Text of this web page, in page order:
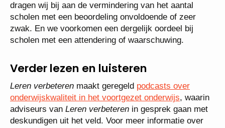
dragen wij bij aan de vermindering van het aantal
scholen met een beoordeling onvoldoende of zeer
zwak. En we voorkomen een dergelijk oordeel bij
scholen met een attendering of waarschuwing.
Verder lezen en luisteren
Leren verbeteren maakt geregeld podcasts over
onderwijskwaliteit in het voortgezet onderwijs, waarin
adviseurs van Leren verbeteren in gesprek gaan met
deskundigen uit het veld. Voor meer informatie over